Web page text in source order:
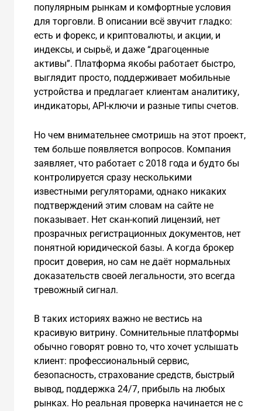
популярным рынкам и комфортные условия
для торговли. В описании всё звучит гладко:
есть и форекс, и криптовалюты, и акции, и
индексы, и сырьё, и даже “драгоценные
активы”. Платформа якобы работает быстро,
выглядит просто, поддерживает мобильные
устройства и предлагает клиентам аналитику,
индикаторы, API-ключи и разные типы счетов.
Но чем внимательнее смотришь на этот проект,
тем больше появляется вопросов. Компания
заявляет, что работает с 2018 года и будто бы
контролируется сразу несколькими
известными регуляторами, однако никаких
подтверждений этим словам на сайте не
показывает. Нет скан-копий лицензий, нет
прозрачных регистрационных документов, нет
понятной юридической базы. А когда брокер
просит доверия, но сам не даёт нормальных
доказательств своей легальности, это всегда
тревожный сигнал.
В таких историях важно не вестись на
красивую витрину. Сомнительные платформы
обычно говорят ровно то, что хочет услышать
клиент: профессиональный сервис,
безопасность, страхование средств, быстрый
вывод, поддержка 24/7, прибыль на любых
рынках. Но реальная проверка начинается не с